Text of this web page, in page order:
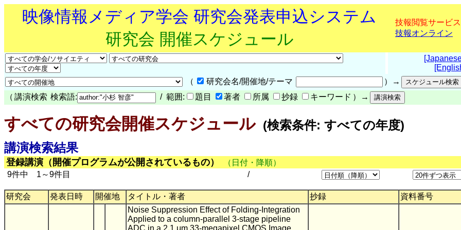
映像情報メディア学会 研究会発表申込システム
研究会 開催スケジュール
技報閲覧サービス
技報オンライン
（
研究会名/開催地/テーマ
）→
（ 講演検索 検索語: / 範囲: 題目 著者 所属 抄録 キーワード ）→
すべての研究会開催スケジュール(検索条件: すべての年度)
講演検索結果
登録講演（開催プログラムが公開されているもの）
（日付・降順）
9件中 1～9件目
/
研究会 発表日時 開催地 タイトル・著者 抄録 資料番号
Noise Suppression Effect of Folding-Integration
Applied to a column-parallel 3-stage pipeline
ADC in a 2.1 μm 33-megapixel CMOS Image